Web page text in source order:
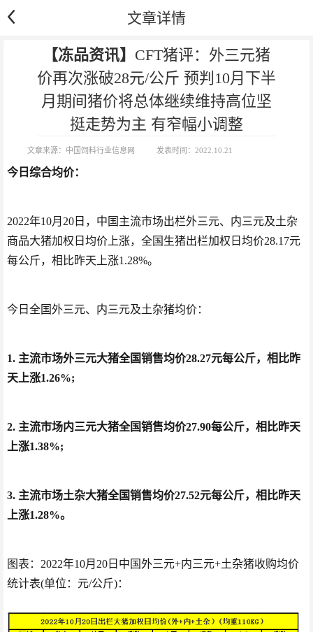
文章详情
【冻品资讯】 CFT猪评：外三元猪
价再次涨破28元/公斤 预判10月下半
月期间猪价将总体继续维持高位坚
挺走势为主 有窄幅小调整
文章来源： 中国饲料行业信息网 发表时间： 2022.10.21
​今日综合均价：
2022年10月20日，中国主流市场出栏外三元、内三元及土杂
商品大猪加权日均价上涨，全国生猪出栏加权日均价28.17元
每公斤，相比昨天上涨1.28%。
今日全国外三元、内三元及土杂猪均价：
1. 主流市场外三元大猪全国销售均价28.27元每公斤，相比昨
天上涨1.26%;
2. 主流市场内三元大猪全国销售均价27.90每公斤，相比昨天
上涨1.38%;
3. 主流市场土杂大猪全国销售均价27.52元每公斤，相比昨天
上涨1.28%。
图表：2022年10月20日中国外三元+内三元+土杂猪收购均价
统计表(单位：元/公斤)：